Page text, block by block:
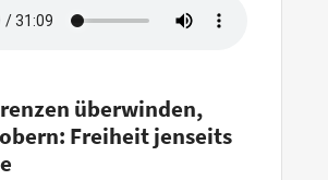
überwinden,
Freiheit jenseits